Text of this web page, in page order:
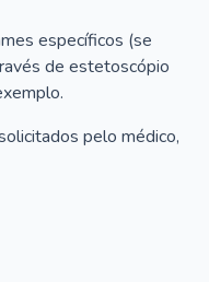
específicos (se
de estetoscópio
pelo médico,